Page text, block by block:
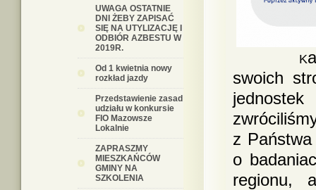
UWAGA OSTATNIE
DNI ŻEBY ZAPISAĆ
SIĘ NA UTYLIZACJĘ I
ODBIÓR AZBESTU W
2019R.
Od 1 kwietnia nowy
rozkład jazdy
Przedstawienie zasad
udziału w konkursie
FIO Mazowsze
Lokalnie
ZAPRASZMY
MIESZKAŃCÓW
GMINY NA
SZKOLENIA
K
swoich
z
o
regionu,